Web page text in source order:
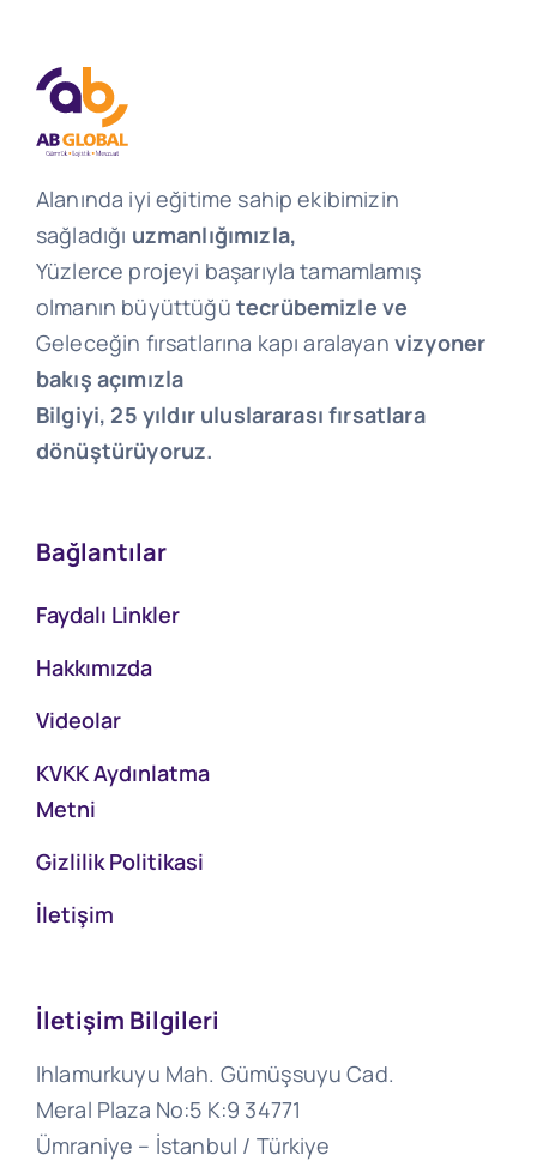
Alanında iyi eğitime sahip ekibimizin
sağladığı uzmanlığımızla,
Yüzlerce projeyi başarıyla tamamlamış
olmanın büyüttüğü tecrübemizle ve
Geleceğin fırsatlarına kapı aralayan vizyoner
bakış açımızla
Bilgiyi, 25 yıldır uluslararası fırsatlara
dönüştürüyoruz.
Bağlantılar
Faydalı Linkler
Hakkımızda
Videolar
KVKK Aydınlatma
Metni
Gizlilik Politikasi
İletişim
İletişim Bilgileri
Ihlamurkuyu Mah. Gümüşsuyu Cad.
Meral Plaza No:5 K:9 34771
Ümraniye – İstanbul / Türkiye